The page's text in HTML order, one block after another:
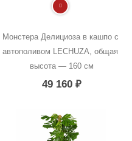
Монстера Делициоза в кашпо с
автополивом LECHUZA, общая
высота — 160 см
49 160 ₽